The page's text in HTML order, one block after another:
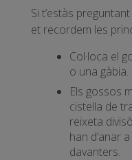
Si t’estàs
et recordem les
Col·loca el
o una gàbia.
Els gossos
cistella de
reixeta
han d’anar
davanters.